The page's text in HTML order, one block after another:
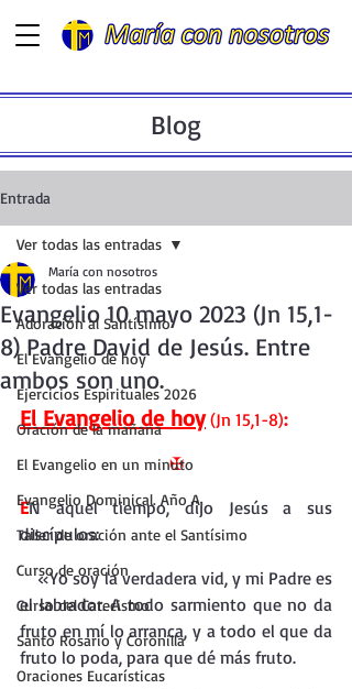
Blog
Entrada
Ver todas las entradas
Adoración al Santísimo
El Evangelio de hoy
Ejercicios Espirituales 2026
Oración de la mañana
El Evangelio en un minuto
Evangelio Dominical. Año A.
Taller de oración ante el Santísimo
Curso de oración
Curso del Catecismo
Santo Rosario y Coronilla
Oraciones Eucarísticas
Ver todas las entradas
Evangelio 10 mayo 2023 (Jn 15,1-
8) Padre David de Jesús. Entre
ambos son uno.
María con nosotros
El Evangelio de hoy (Jn 15,1-8):
✠
EN aquel tiempo, dijo Jesús a sus
discípulos:
«Yo soy la verdadera vid, y mi Padre es
el labrador. A todo sarmiento que no da
fruto en mí lo arranca, y a todo el que da
fruto lo poda, para que dé más fruto.